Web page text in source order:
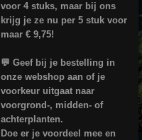
voor 4 stuks, maar bij ons
krijg je ze nu per 5 stuk voor
maar € 9,75!
💬 Geef bij je bestelling in
onze webshop aan of je
voorkeur uitgaat naar
voorgrond-, midden- of
achterplanten.
Doe er je voordeel mee en